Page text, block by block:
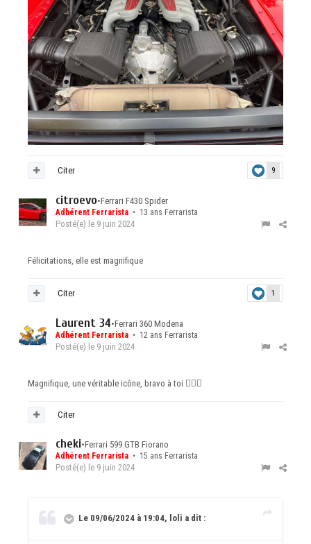
9
Citer
citroevo•Ferrari F430 Spider
Adhérent Ferrarista • 13 ans Ferrarista
Posté(e) le 9 juin 2024
Félicitations, elle est magnifique
1
Citer
Laurent 34•Ferrari 360 Modena
Adhérent Ferrarista • 12 ans Ferrarista
Posté(e) le 9 juin 2024
Magnifique, une véritable icône, bravo à toi 👍🏻 🙂
Citer
cheki•Ferrari 599 GTB Fiorano
Adhérent Ferrarista • 15 ans Ferrarista
Posté(e) le 9 juin 2024
Le 09/06/2024 à 19:04, loli a dit :